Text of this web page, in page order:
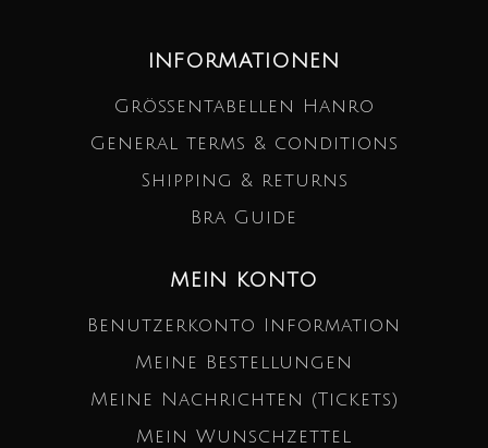
INFORMATIONEN
Größentabellen Hanro
General terms & conditions
Shipping & returns
Bra Guide
MEIN KONTO
Benutzerkonto Information
Meine Bestellungen
Meine Nachrichten (Tickets)
Mein Wunschzettel